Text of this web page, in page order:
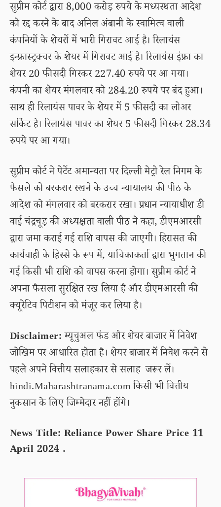
सुप्रीम कोर्ट द्वारा 8,000 करोड़ रुपये के मध्यस्थता आदेश
को रद्द करने के बाद अनिल अंबानी के स्वामित्व वाली
कंपनियों के शेयरों में भारी गिरावट आई है। रिलायंस
इन्फ्रास्ट्रक्चर के शेयर में गिरावट आई है। रिलायंस इंफ्रा का
शेयर 20 फीसदी गिरकर 227.40 रुपये पर आ गया।
कंपनी का शेयर मंगलवार को 284.20 रुपये पर बंद हुआ।
साथ ही रिलायंस पावर के शेयर में 5 फीसदी का लोअर
सर्किट है। रिलायंस पावर का शेयर 5 फीसदी गिरकर 28.34
रुपये पर आ गया।
सुप्रीम कोर्ट ने पेटेंट अमान्यता पर दिल्ली मेट्रो रेल निगम के
फैसले को बरकरार रखने के उच्च न्यायालय की पीठ के
आदेश को मंगलवार को बरकरार रखा। प्रधान न्यायाधीश डी
वाई चंद्रचूड़ की अध्यक्षता वाली पीठ ने कहा, डीएमआरसी
द्वारा जमा कराई गई राशि वापस की जाएगी। हिरासत की
कार्यवाही के हिस्से के रूप में, याचिकाकर्ता द्वारा भुगतान की
गई किसी भी राशि को वापस करना होगा। सुप्रीम कोर्ट ने
अपना फैसला सुरक्षित रख लिया है और डीएमआरसी की
क्यूरेटिव पिटीशन को मंजूर कर लिया है।
Disclaimer:म्यूचुअल फंड और शेयर बाजार में निवेश
जोखिम पर आधारित होता है। शेयर बाजार में निवेश करने से
पहले अपने वित्तीय सलाहकार से सलाह जरूर लें।
hindi.Maharashtranama.com किसी भी वित्तीय
नुकसान के लिए जिम्मेदार नहीं होंगे।
News Title: Reliance Power Share Price 11
April 2024 .